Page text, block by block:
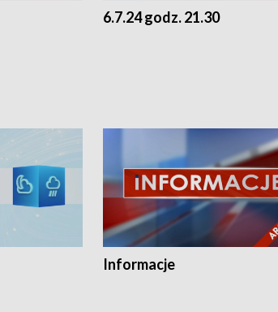
6.7.24 godz. 21.30
Informacje